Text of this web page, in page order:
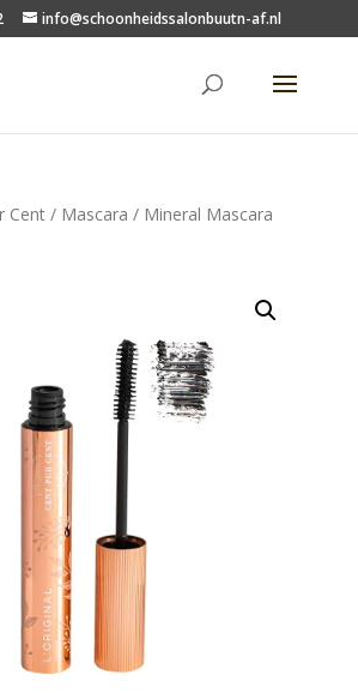
info@schoonheidssalonbuutn-af.nl
Cent/ Mascara / Mineral Mascara